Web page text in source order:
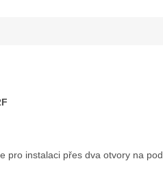
pro instalaci přes dva otvory na